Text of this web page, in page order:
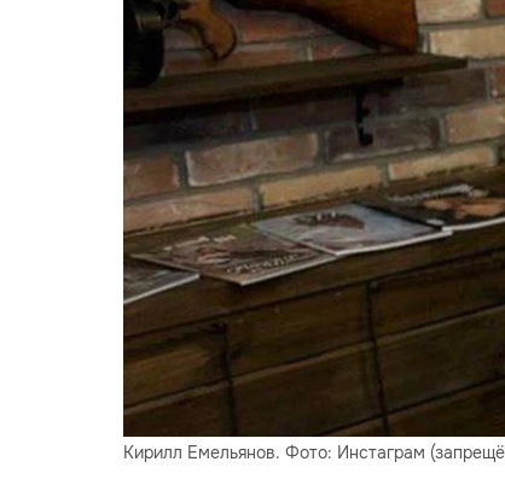
Кирилл Емельянов. Фото: Инстаграм